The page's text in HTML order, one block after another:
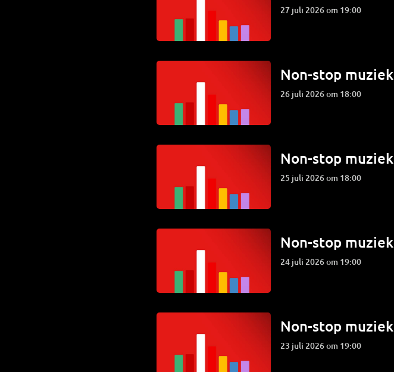
27 juli 2026 om 19:00
Non-stop muziek
26 juli 2026 om 18:00
Non-stop muziek
25 juli 2026 om 18:00
Non-stop muziek
24 juli 2026 om 19:00
Non-stop muziek
23 juli 2026 om 19:00